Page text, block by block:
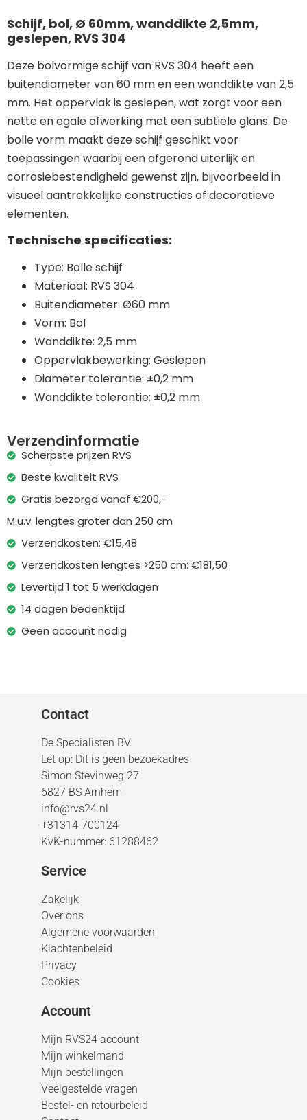
Schijf, bol, Ø 60mm, wanddikte 2,5mm,
geslepen, RVS 304
Deze bolvormige schijf van RVS 304 heeft een
buitendiameter van 60 mm en een wanddikte van 2,5
mm. Het oppervlak is geslepen, wat zorgt voor een
nette en egale afwerking met een subtiele glans. De
bolle vorm maakt deze schijf geschikt voor
toepassingen waarbij een afgerond uiterlijk en
corrosiebestendigheid gewenst zijn, bijvoorbeeld in
visueel aantrekkelijke constructies of decoratieve
elementen.
Technische specificaties:
Type: Bolle schijf
Materiaal: RVS 304
Buitendiameter: Ø60 mm
Vorm: Bol
Wanddikte: 2,5 mm
Oppervlakbewerking: Geslepen
Diameter tolerantie: ±0,2 mm
Wanddikte tolerantie: ±0,2 mm
Verzendinformatie
Scherpste prijzen RVS
Beste kwaliteit RVS
Gratis bezorgd vanaf €200,-
M.u.v. lengtes groter dan 250 cm
Verzendkosten: €15,48
Verzendkosten lengtes >250 cm: €181,50
Levertijd 1 tot 5 werkdagen
14 dagen bedenktijd
Geen account nodig
Contact
De Specialisten BV.
Let op: Dit is geen bezoekadres
Simon Stevinweg 27
6827 BS Arnhem
info@rvs24.nl
+31314-700124
KvK-nummer: 61288462
Service
Zakelijk
Over ons
Algemene voorwaarden
Klachtenbeleid
Privacy
Cookies
Account
Mijn RVS24 account
Mijn winkelmand
Mijn bestellingen
Veelgestelde vragen
Bestel- en retourbeleid